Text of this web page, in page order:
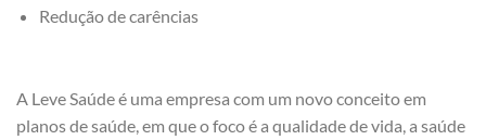
Redução de carências
A Leve Saúde é uma empresa com um novo conceito em
planos de saúde, em que o foco é a qualidade de vida, a saúde